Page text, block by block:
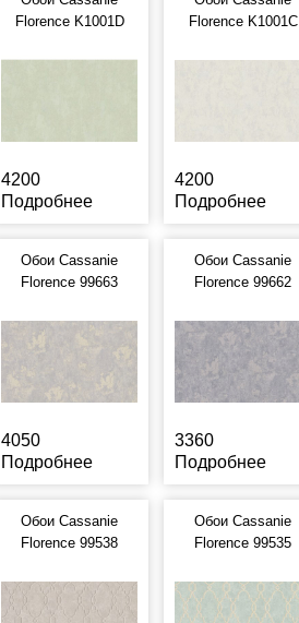
Florence K1001D
4200
Подробнее
Florence K1001C
4200
Подробнее
Обои Cassanie
Florence 99663
4050
Подробнее
Обои Cassanie
Florence 99662
3360
Подробнее
Обои Cassanie
Florence 99538
Обои Cassanie
Florence 99535